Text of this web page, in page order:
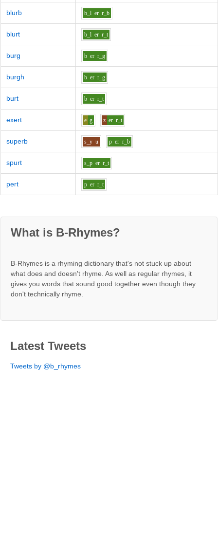
blurb b_l er r_b
blurt b_l er r_t
burg b er r_g
burgh b er r_g
burt b er r_t
exert e g z er r_t
superb s_y u p er r_b
spurt s_p er r_t
pert p er r_t
What is B-Rhymes?
B-Rhymes is a rhyming dictionary that's not stuck up about
what does and doesn't rhyme. As well as regular rhymes, it
gives you words that sound good together even though they
don't technically rhyme.
Latest Tweets
Tweets by @b_rhymes